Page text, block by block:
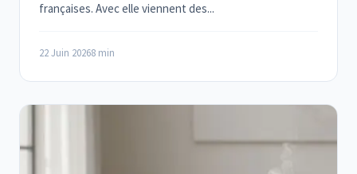
françaises. Avec elle viennent des...
22 Juin 20268 min